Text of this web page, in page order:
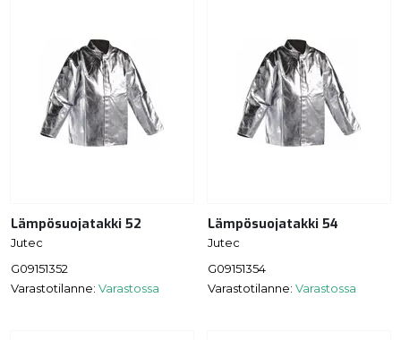
Lämpösuojatakki 52
Jutec
G09151352
Varastotilanne: Varastossa
Lämpösuojatakki 54
Jutec
G09151354
Varastotilanne: Varastossa